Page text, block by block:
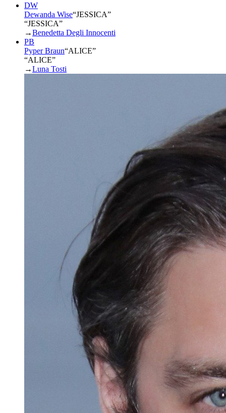
DW
Dewanda Wise“JESSICA”
“JESSICA”
→Benedetta Degli Innocenti
PB
Pyper Braun“ALICE”
“ALICE”
→Luna Tosti